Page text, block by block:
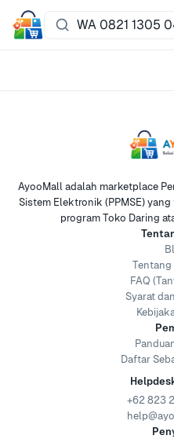
AyooMall adalah marketplace
Sistem Elektronik (PPMSE)
program Toko Daring
FAQ
Syarat
Daftar
+62 823